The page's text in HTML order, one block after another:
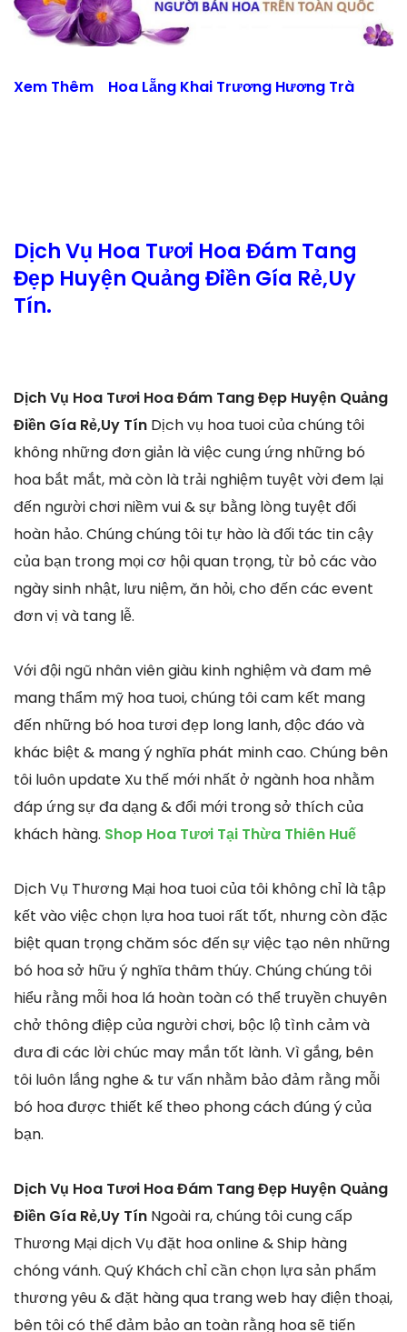
Xem Thêm Hoa Lẵng Khai Trương Hương Trà
Dịch Vụ Hoa Tươi Hoa Đám Tang
Đẹp Huyện Quảng Điền Gía Rẻ,Uy
Tín.
Dịch Vụ Hoa Tươi Hoa Đám Tang Đẹp Huyện Quảng
Điền Gía Rẻ,Uy Tín Dịch vụ hoa tuoi của chúng tôi
không những đơn giản là việc cung ứng những bó
hoa bắt mắt, mà còn là trải nghiệm tuyệt vời đem lại
đến người chơi niềm vui & sự bằng lòng tuyệt đối
hoàn hảo. Chúng chúng tôi tự hào là đối tác tin cậy
của bạn trong mọi cơ hội quan trọng, từ bỏ các vào
ngày sinh nhật, lưu niệm, ăn hỏi, cho đến các event
đơn vị và tang lễ.
Với đội ngũ nhân viên giàu kinh nghiệm và đam mê
mang thẩm mỹ hoa tuoi, chúng tôi cam kết mang
đến những bó hoa tươi đẹp long lanh, độc đáo và
khác biệt & mang ý nghĩa phát minh cao. Chúng bên
tôi luôn update Xu thế mới nhất ở ngành hoa nhằm
đáp ứng sự đa dạng & đổi mới trong sở thích của
khách hàng. Shop Hoa Tươi Tại Thừa Thiên Huế
Dịch Vụ Thương Mại hoa tuoi của tôi không chỉ là tập
kết vào việc chọn lựa hoa tuoi rất tốt, nhưng còn đặc
biệt quan trọng chăm sóc đến sự việc tạo nên những
bó hoa sở hữu ý nghĩa thâm thúy. Chúng chúng tôi
hiểu rằng mỗi hoa lá hoàn toàn có thể truyền chuyên
chở thông điệp của người chơi, bộc lộ tình cảm và
đưa đi các lời chúc may mắn tốt lành. Vì gắng, bên
tôi luôn lắng nghe & tư vấn nhằm bảo đảm rằng mỗi
bó hoa được thiết kế theo phong cách đúng ý của
bạn.
Dịch Vụ Hoa Tươi Hoa Đám Tang Đẹp Huyện Quảng
Điền Gía Rẻ,Uy Tín Ngoài ra, chúng tôi cung cấp
Thương Mại dịch Vụ đặt hoa online & Ship hàng
chóng vánh. Quý Khách chỉ cần chọn lựa sản phẩm
thương yêu & đặt hàng qua trang web hay điện thoại,
bên tôi có thể đảm bảo an toàn rằng hoa sẽ tiến